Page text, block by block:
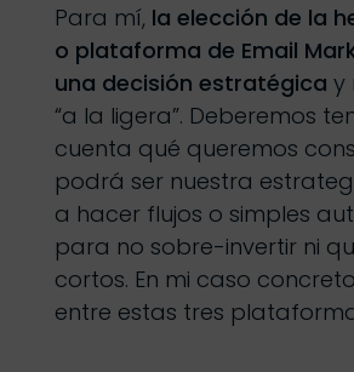
Para mí, la elección de la
o plataforma de Email
una decisión estratégica y
“a la ligera”. Deberemos
cuenta qué queremos
podrá ser nuestra
a hacer flujos o simples
para no sobre-invertir ni
cortos. En mi caso
entre estas tres